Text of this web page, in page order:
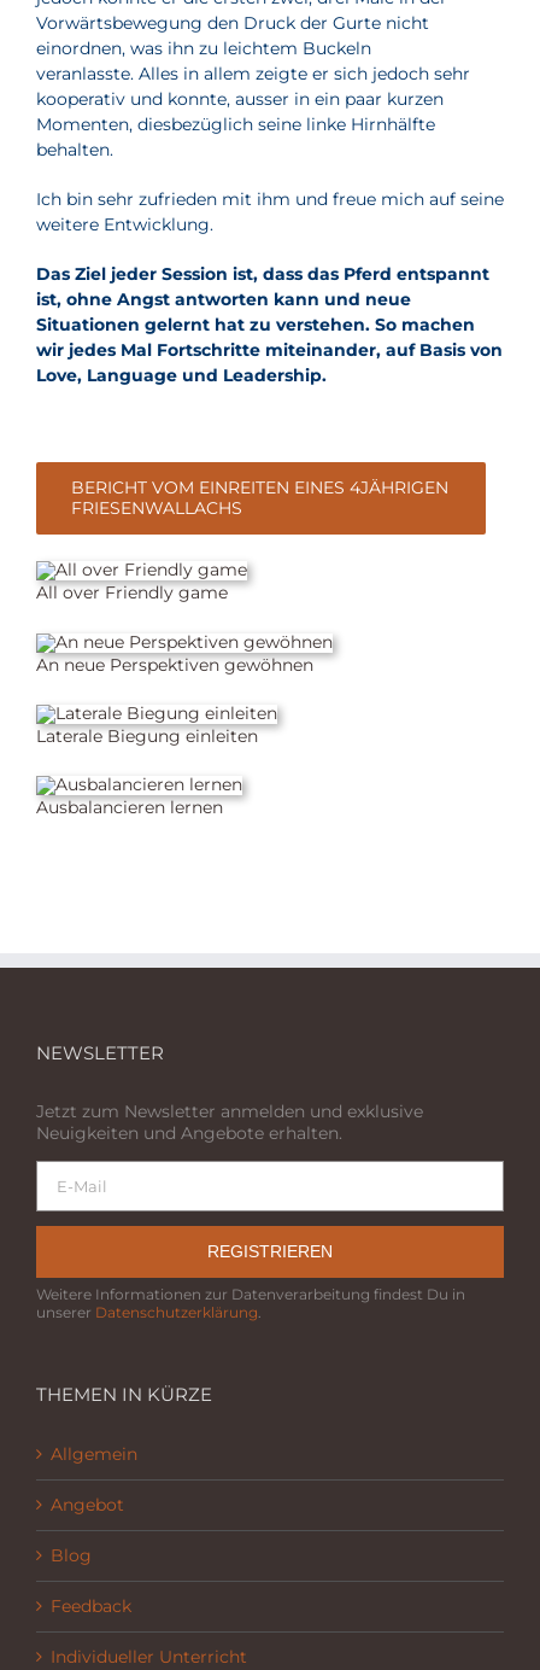
Vorwärtsbewegung den Druck der Gurte nicht
einordnen, was ihn zu leichtem Buckeln
veranlasste. Alles in allem zeigte er sich jedoch sehr
kooperativ und konnte, ausser in ein paar kurzen
Momenten, diesbezüglich seine linke Hirnhälfte
behalten.
Ich bin sehr zufrieden mit ihm und freue mich auf seine
weitere Entwicklung.
Das Ziel jeder Session ist, dass das Pferd entspannt
ist, ohne Angst antworten kann und neue
Situationen gelernt hat zu verstehen. So machen
wir jedes Mal Fortschritte miteinander, auf Basis von
Love, Language und Leadership.
BERICHT VOM EINREITEN EINES 4JÄHRIGEN
FRIESENWALLACHS
All over Friendly game
An neue Perspektiven gewöhnen
Laterale Biegung einleiten
Ausbalancieren lernen
NEWSLETTER
Jetzt zum Newsletter anmelden und exklusive
Neuigkeiten und Angebote erhalten.
REGISTRIEREN
Weitere Informationen zur Datenverarbeitung findest Du in
unserer Datenschutzerklärung.
THEMEN IN KÜRZE
Allgemein
Angebot
Blog
Feedback
Individueller Unterricht